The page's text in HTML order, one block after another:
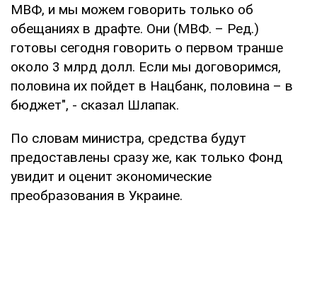
МВФ, и мы можем говорить только об
обещаниях в драфте. Они (МВФ. – Ред.)
готовы сегодня говорить о первом транше
около 3 млрд долл. Если мы договоримся,
половина их пойдет в Нацбанк, половина – в
бюджет", - сказал Шлапак.
По словам министра, средства будут
предоставлены сразу же, как только Фонд
увидит и оценит экономические
преобразования в Украине.